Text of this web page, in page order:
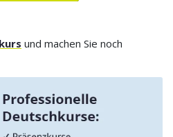
und machen Sie noch